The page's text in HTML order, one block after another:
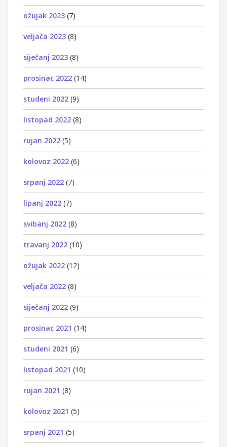
ožujak 2023 (7)
veljača 2023 (8)
siječanj 2023 (8)
prosinac 2022 (14)
studeni 2022 (9)
listopad 2022 (8)
rujan 2022 (5)
kolovoz 2022 (6)
srpanj 2022 (7)
lipanj 2022 (7)
svibanj 2022 (8)
travanj 2022 (10)
ožujak 2022 (12)
veljača 2022 (8)
siječanj 2022 (9)
prosinac 2021 (14)
studeni 2021 (6)
listopad 2021 (10)
rujan 2021 (8)
kolovoz 2021 (5)
srpanj 2021 (5)